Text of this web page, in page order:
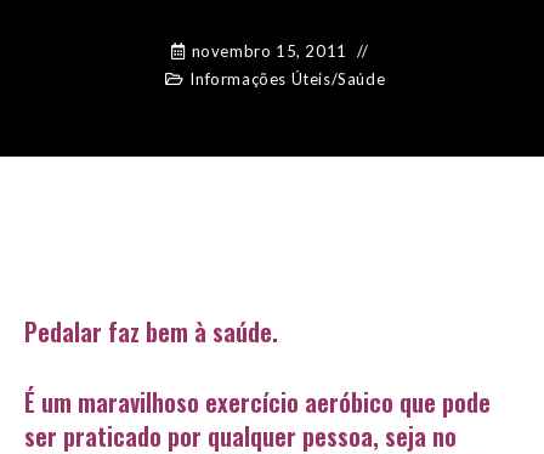
novembro 15, 2011
Informações Úteis/Saúde
Pedalar faz bem à saúde.
É um maravilhoso exercício aeróbico que pode
ser praticado por qualquer pessoa, seja no